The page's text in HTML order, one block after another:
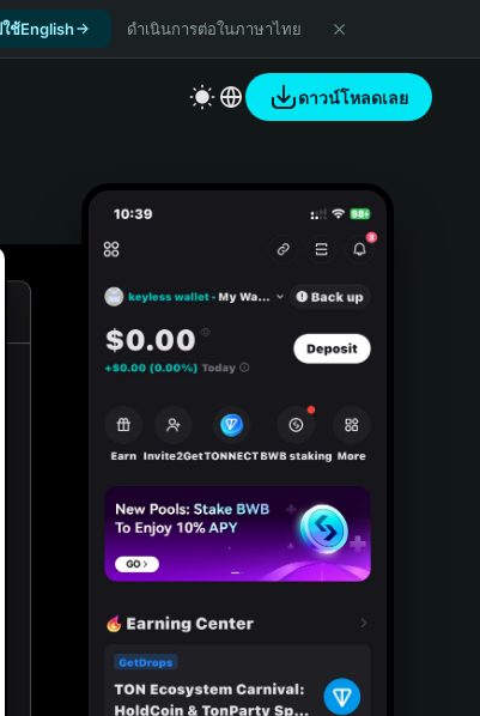
ช้English ดำเนินการต่อในภาษาไทย
ดาวน์โหลดเลย